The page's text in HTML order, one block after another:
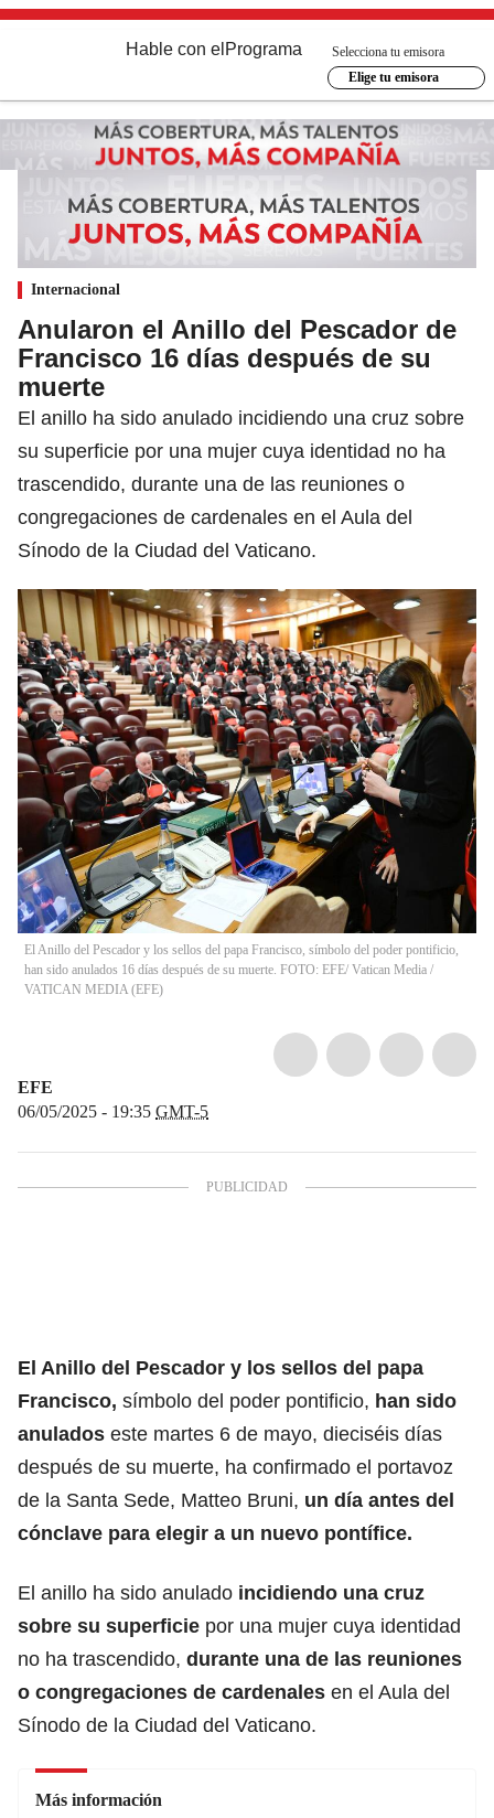
Hable con el Programa
Selecciona tu emisora
Elige tu emisora
Internacional
Anularon el Anillo del Pescador de
Francisco 16 días después de su
muerte
El anillo ha sido anulado incidiendo una cruz sobre
su superficie por una mujer cuya identidad no ha
trascendido, durante una de las reuniones o
congregaciones de cardenales en el Aula del
Sínodo de la Ciudad del Vaticano.
El Anillo del Pescador y los sellos del papa Francisco, símbolo del poder pontificio,
han sido anulados 16 días después de su muerte. FOTO: EFE/ Vatican Media /
VATICAN MEDIA (EFE)
EFE
06/05/2025 - 19:35 GMT-5
El Anillo del Pescador y los sellos del papa
Francisco, símbolo del poder pontificio, han sido
anulados este martes 6 de mayo, dieciséis días
después de su muerte, ha confirmado el portavoz
de la Santa Sede, Matteo Bruni, un día antes del
cónclave para elegir a un nuevo pontífice.
El anillo ha sido anulado incidiendo una cruz
sobre su superficie por una mujer cuya identidad
no ha trascendido, durante una de las reuniones
o congregaciones de cardenales en el Aula del
Sínodo de la Ciudad del Vaticano.
Más información